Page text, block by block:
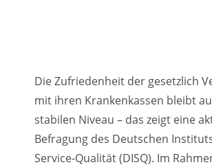
Die Zufriedenheit der gesetzlich
mit ihren Krankenkassen bleibt
stabilen Niveau – das zeigt eine
Befragung des Deutschen
Service-Qualität (DISQ). Im